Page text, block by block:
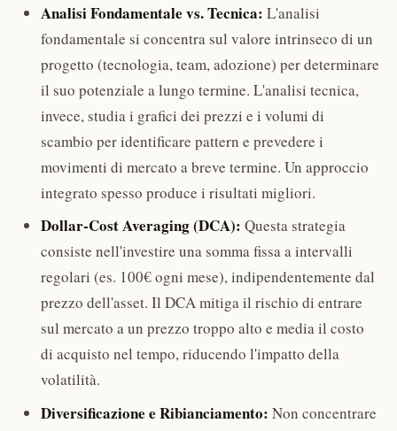
Analisi Fondamentale vs. Tecnica: L'analisi
fondamentale si concentra sul valore intrinseco di un
progetto (tecnologia, team, adozione) per determinare
il suo potenziale a lungo termine. L'analisi tecnica,
invece, studia i grafici dei prezzi e i volumi di
scambio per identificare pattern e prevedere i
movimenti di mercato a breve termine. Un approccio
integrato spesso produce i risultati migliori.
Dollar-Cost Averaging (DCA): Questa strategia
consiste nell'investire una somma fissa a intervalli
regolari (es. 100€ ogni mese), indipendentemente dal
prezzo dell'asset. Il DCA mitiga il rischio di entrare
sul mercato a un prezzo troppo alto e media il costo
di acquisto nel tempo, riducendo l'impatto della
volatilità.
Diversificazione e Ribianciamento: Non concentrare